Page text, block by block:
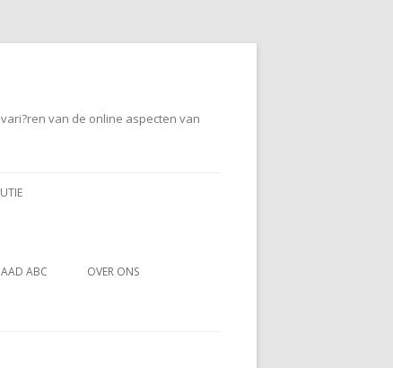
van de online aspecten van
ABC OVER ONS